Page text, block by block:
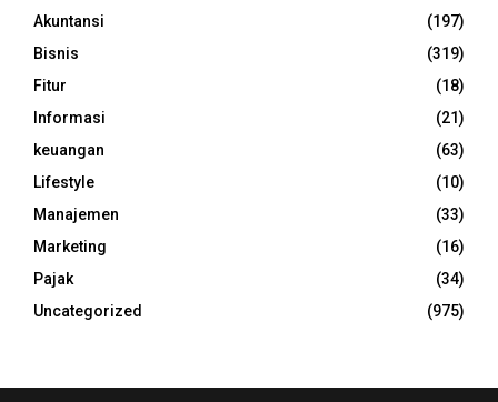
Akuntansi
(197)
Bisnis
(319)
Fitur
(18)
Informasi
(21)
keuangan
(63)
Lifestyle
(10)
Manajemen
(33)
Marketing
(16)
Pajak
(34)
Uncategorized
(975)